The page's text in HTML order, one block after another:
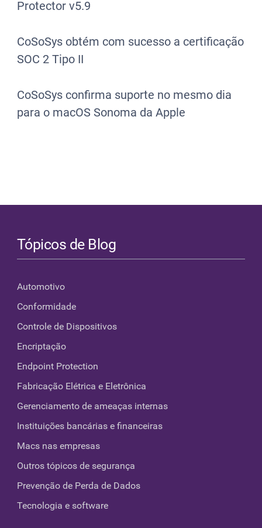
Protector v5.9
CoSoSys obtém com sucesso a certificação
SOC 2 Tipo II
CoSoSys confirma suporte no mesmo dia
para o macOS Sonoma da Apple
Tópicos de Blog
Automotivo
Conformidade
Controle de Dispositivos
Encriptação
Endpoint Protection
Fabricação Elétrica e Eletrônica
Gerenciamento de ameaças internas
Instituições bancárias e financeiras
Macs nas empresas
Outros tópicos de segurança
Prevenção de Perda de Dados
Tecnologia e software